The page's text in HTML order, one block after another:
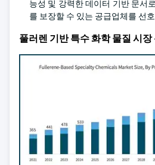
능성 및 강력한 데이터 기반 문서
를 보장할 수 있는 공급업체를 선
풀러렌 기반 특수 화학 물질 시장